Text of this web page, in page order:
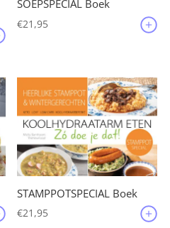
SOEPSPECIAL Boek
€21,95
STAMPPOTSPECIAL Boek
€21,95